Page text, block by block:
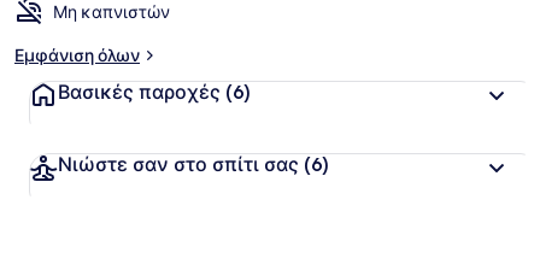
Μη καπνιστών
Εμφάνιση όλων
Βασικές παροχές (6)
Νιώστε σαν στο σπίτι σας (6)